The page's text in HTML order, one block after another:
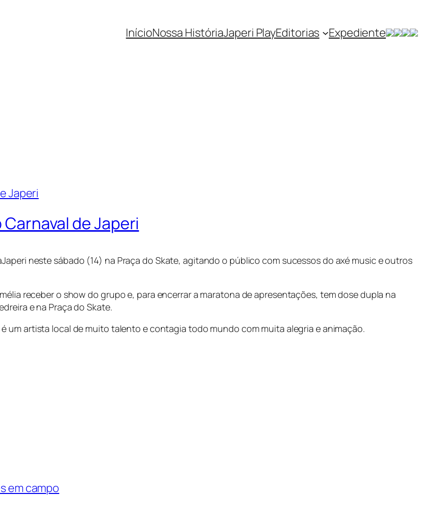
InícioNossa HistóriaJaperi PlayEditorias Expediente
de Japeri
neste sábado (14) na Praça do Skate, agitando o público com sucessos do axé music e outros
receber o show do grupo e, para encerrar a maratona de apresentações, tem dose dupla na
e na Praça do Skate.
um artista local de muito talento e contagia todo mundo com muita alegria e animação.